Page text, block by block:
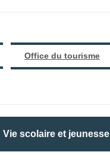
Office du tourisme
Vie scolaire et jeunesse